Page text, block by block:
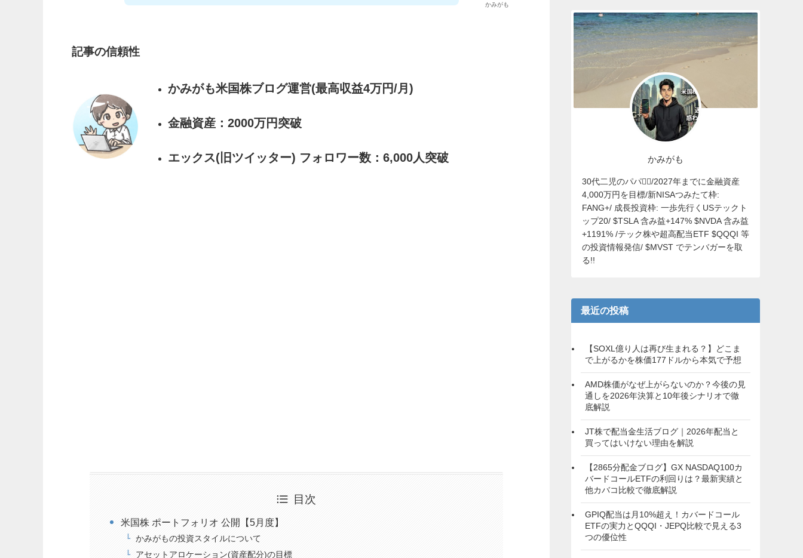
かみがも
記事の信頼性
かみがも米国株ブログ運営(最高収益4万円/月)
金融資産：2000万円突破
エックス(旧ツイッター) フォロワー数：6,000人突破
目次
米国株 ポートフォリオ 公開【5月度】
かみがもの投資スタイルについて
アセットアロケーション(資産配分)の目標
かみがも
30代二児のパパ🙋‍♂️/2027年までに金融資産
4,000万円を目標/新NISAつみたて枠:
FANG+/ 成長投資枠: 一歩先行くUSテックト
ップ20/ $TSLA 含み益+147% $NVDA 含み益
+1191% /テック株や超高配当ETF $QQQI 等
の投資情報発信/ $MVST でテンバガーを取
る!!
最近の投稿
【SOXL億り人は再び生まれる？】どこま
で上がるかを株価177ドルから本気で予想
AMD株価がなぜ上がらないのか？今後の見
通しを2026年決算と10年後シナリオで徹
底解説
JT株で配当金生活ブログ｜2026年配当と
買ってはいけない理由を解説
【2865分配金ブログ】GX NASDAQ100カ
バードコールETFの利回りは？最新実績と
他カバコ比較で徹底解説
GPIQ配当は月10%超え！カバードコール
ETFの実力とQQQI・JEPQ比較で見える3
つの優位性